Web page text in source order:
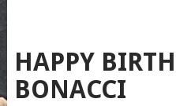
HAPPY
BONACCI